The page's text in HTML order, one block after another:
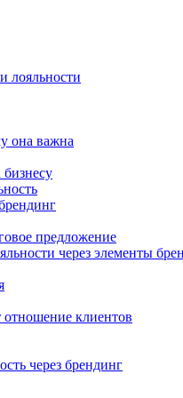
лояльности
она важна
предложение
через элементы
клиентов
через брендинг